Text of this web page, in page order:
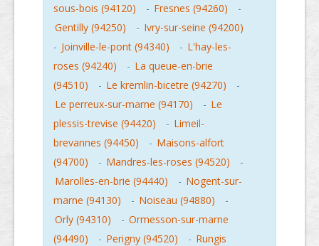
sous-bois (94120)
- Fresnes (94260)
-
Gentilly (94250)
- Ivry-sur-seine (94200)
- Joinville-le-pont (94340) - L'hay-les-
roses (94240)
- La queue-en-brie
(94510)
- Le kremlin-bicetre (94270)
-
Le perreux-sur-marne (94170)
- Le
plessis-trevise (94420)
- Limeil-
brevannes (94450)
- Maisons-alfort
(94700)
- Mandres-les-roses (94520)
-
Marolles-en-brie (94440)
- Nogent-sur-
marne (94130)
- Noiseau (94880)
-
Orly (94310)
- Ormesson-sur-marne
(94490)
- Perigny (94520) - Rungis